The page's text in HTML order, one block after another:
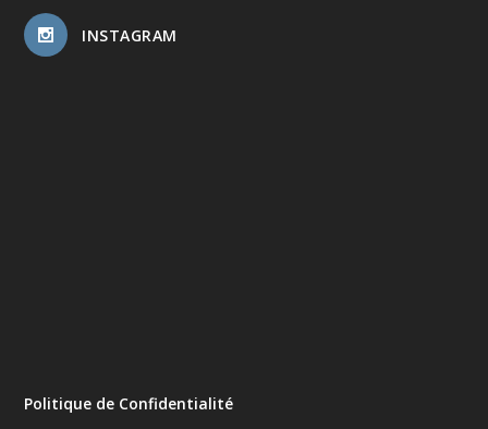
INSTAGRAM
Politique de Confidentialité